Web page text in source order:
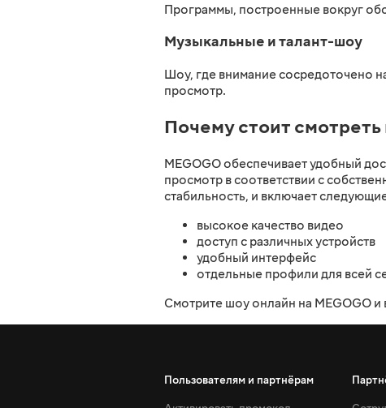
Программы, построенные вокруг
Музыкальные и талант-шоу
Шоу, где внимание сосредоточено
просмотр.
Почему стоит
MEGOGO обеспечивает удобный
просмотр в соответствии с
стабильность, и включает
высокое качество видео
доступ с различных устройств
удобный интерфейс
отдельные профили для всей
Смотрите шоу онлайн на MEGOGO
Пользователям и партнёрам